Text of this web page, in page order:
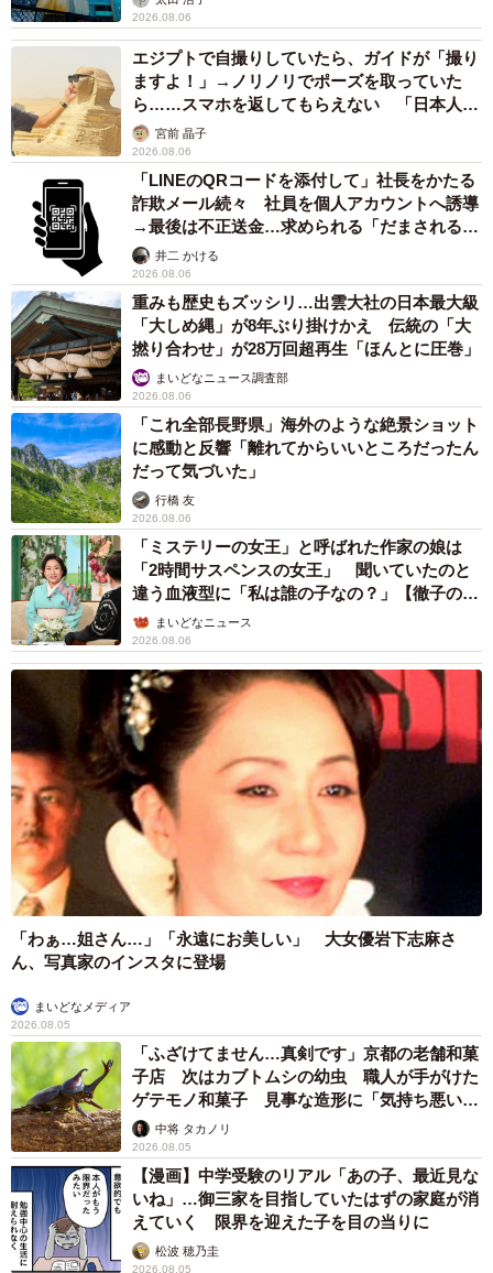
2026.08.06
エジプトで自撮りしていたら、ガイドが「撮り
ますよ！」→ノリノリでポーズを取っていた
ら……スマホを返してもらえない 「日本人は
カモ代表かも」「私は6時間で3万円払った」
宮前 晶子
2026.08.06
「LINEのQRコードを添付して」社長をかたる
詐欺メール続々 社員を個人アカウントへ誘導
→最後は不正送金…求められる「だまされる前
提」の対策
井二 かける
2026.08.06
重みも歴史もズッシリ…出雲大社の日本最大級
「大しめ縄」が8年ぶり掛けかえ 伝統の「大
撚り合わせ」が28万回超再生「ほんとに圧巻」
まいどなニュース調査部
2026.08.06
「これ全部長野県」海外のような絶景ショット
に感動と反響「離れてからいいところだったん
だって気づいた」
行橋 友
2026.08.06
「ミステリーの女王」と呼ばれた作家の娘は
「2時間サスペンスの女王」 聞いていたのと
違う血液型に「私は誰の子なの？」【徹子の部
屋】まいどなニュース
2026.08.06
「わぁ…姐さん…」「永遠にお美しい」 大女優岩下志麻さ
ん、写真家のインスタに登場
まいどなメディア
2026.08.05
「ふざけてません…真剣です」京都の老舗和菓
子店 次はカブトムシの幼虫 職人が手がけた
ゲテモノ和菓子 見事な造形に「気持ち悪いく
らいリアル」
中将 タカノリ
2026.08.05
【漫画】中学受験のリアル「あの子、最近見な
いね」…御三家を目指していたはずの家庭が消
えていく 限界を迎えた子を目の当りに
松波 穂乃圭
2026.08.05